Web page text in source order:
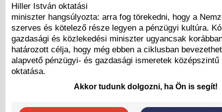
Hiller István oktatási
miniszter hangsúlyozta: arra fog törekedni, hogy a
szerves és kötelező része legyen a pénzügyi kultúra.
gazdasági és közlekedési miniszter ugyancsak
határozott célja, hogy még ebben a ciklusban
alapvető pénzügyi- és gazdasági ismeretek középszintű
oktatása.
Akkor tudunk dolgozni, ha Ön is segít!